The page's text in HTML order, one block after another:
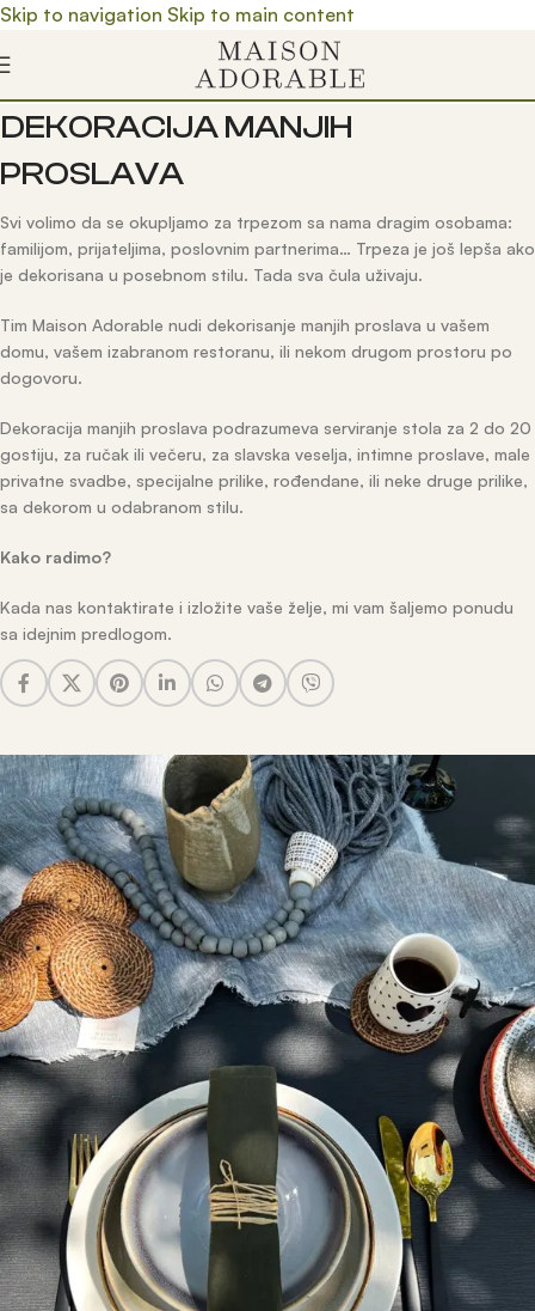
Skip to navigation Skip to main content
DEKORACIJA MANJIH
PROSLAVA
Svi volimo da se okupljamo za trpezom sa nama dragim osobama:
familijom, prijateljima, poslovnim partnerima… Trpeza je još lepša ako
je dekorisana u posebnom stilu. Tada sva čula uživaju.
Tim Maison Adorable nudi dekorisanje manjih proslava u vašem
domu, vašem izabranom restoranu, ili nekom drugom prostoru po
dogovoru.
Dekoracija manjih proslava podrazumeva serviranje stola za 2 do 20
gostiju, za ručak ili večeru, za slavska veselja, intimne proslave, male
privatne svadbe, specijalne prilike, rođendane, ili neke druge prilike,
sa dekorom u odabranom stilu.
Kako radimo?
Kada nas kontaktirate i izložite vaše želje, mi vam šaljemo ponudu
sa idejnim predlogom.